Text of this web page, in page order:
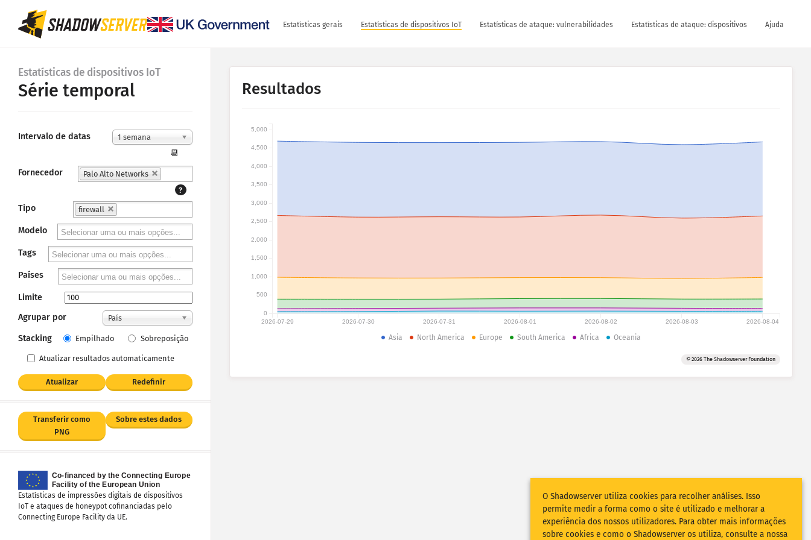
Estatísticas gerais Estatísticas de dispositivos IoT Estatísticas de ataque: vulnerabilidades Estatísticas de ataque: dispositivos Ajuda
Estatísticas de dispositivos IoT
Série temporal
Intervalo de datas 1 semana
📆
Fornecedor
Palo Alto Networks
?
Tipo firewall
Modelo
Tags
Países
Limite
Agrupar por
País
Stacking Empilhado Sobreposição
Atualizar resultados automaticamente
Atualizar Redefinir
Transferir como
PNG
Sobre estes dados
Estatísticas de impressões digitais de dispositivos
IoT e ataques de honeypot cofinanciadas pelo
Connecting Europe Facility da UE.
Resultados
2026-07-29 2026-07-30 2026-07-31 2026-08-01 2026-08-02 2026-08-03 2026-08-04
0
500
1,000
1,500
2,000
2,500
3,000
3,500
4,000
4,500
5,000
Asia North America Europe South America Africa Oceania
© 2026 The Shadowserver Foundation
O Shadowserver utiliza cookies para recolher análises. Isso
permite medir a forma como o site é utilizado e melhorar a
experiência dos nossos utilizadores. Para obter mais informações
sobre cookies e como o Shadowserver os utiliza, consulte a nossa